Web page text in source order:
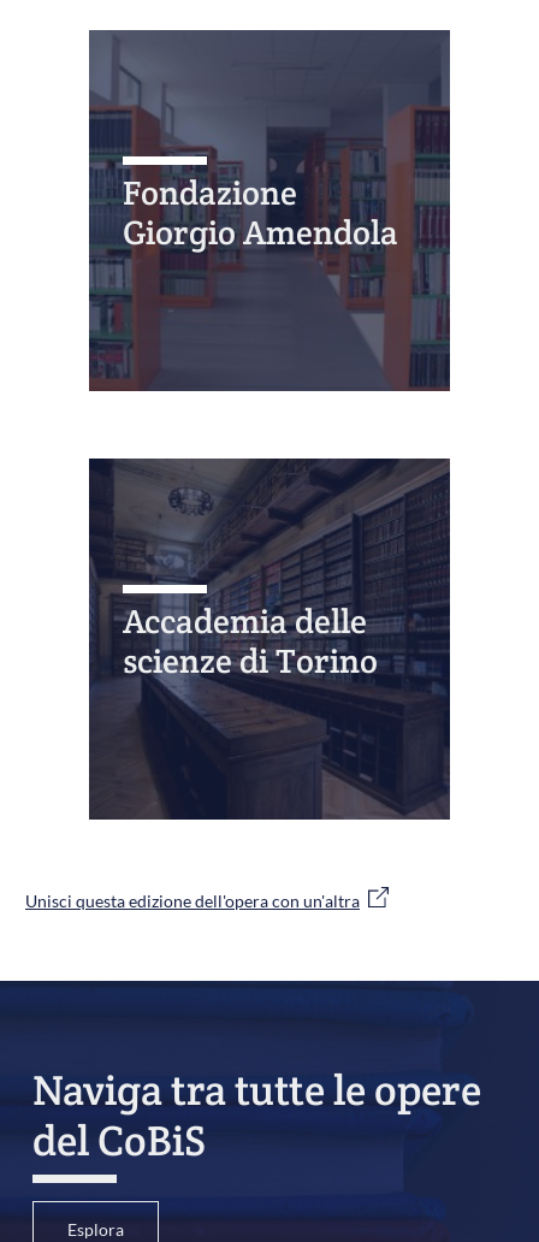
Fondazione
Giorgio Amendola
Accademia delle
scienze di Torino
Unisci questa edizione dell'opera con un'altra
Naviga tra tutte le opere
del CoBiS
Esplora